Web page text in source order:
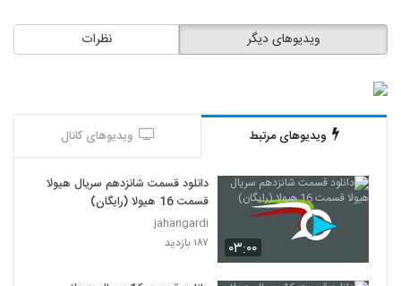
نظرات ویدیوهای دیگر
ویدیوهای مرتبط ویدیوهای کانال
۰۳:۰۰
دانلود قسمت شانزدهم سریال هیولا
قسمت 16 هیولا (رایگان)
jahangardi
۱۸۷ بازدید